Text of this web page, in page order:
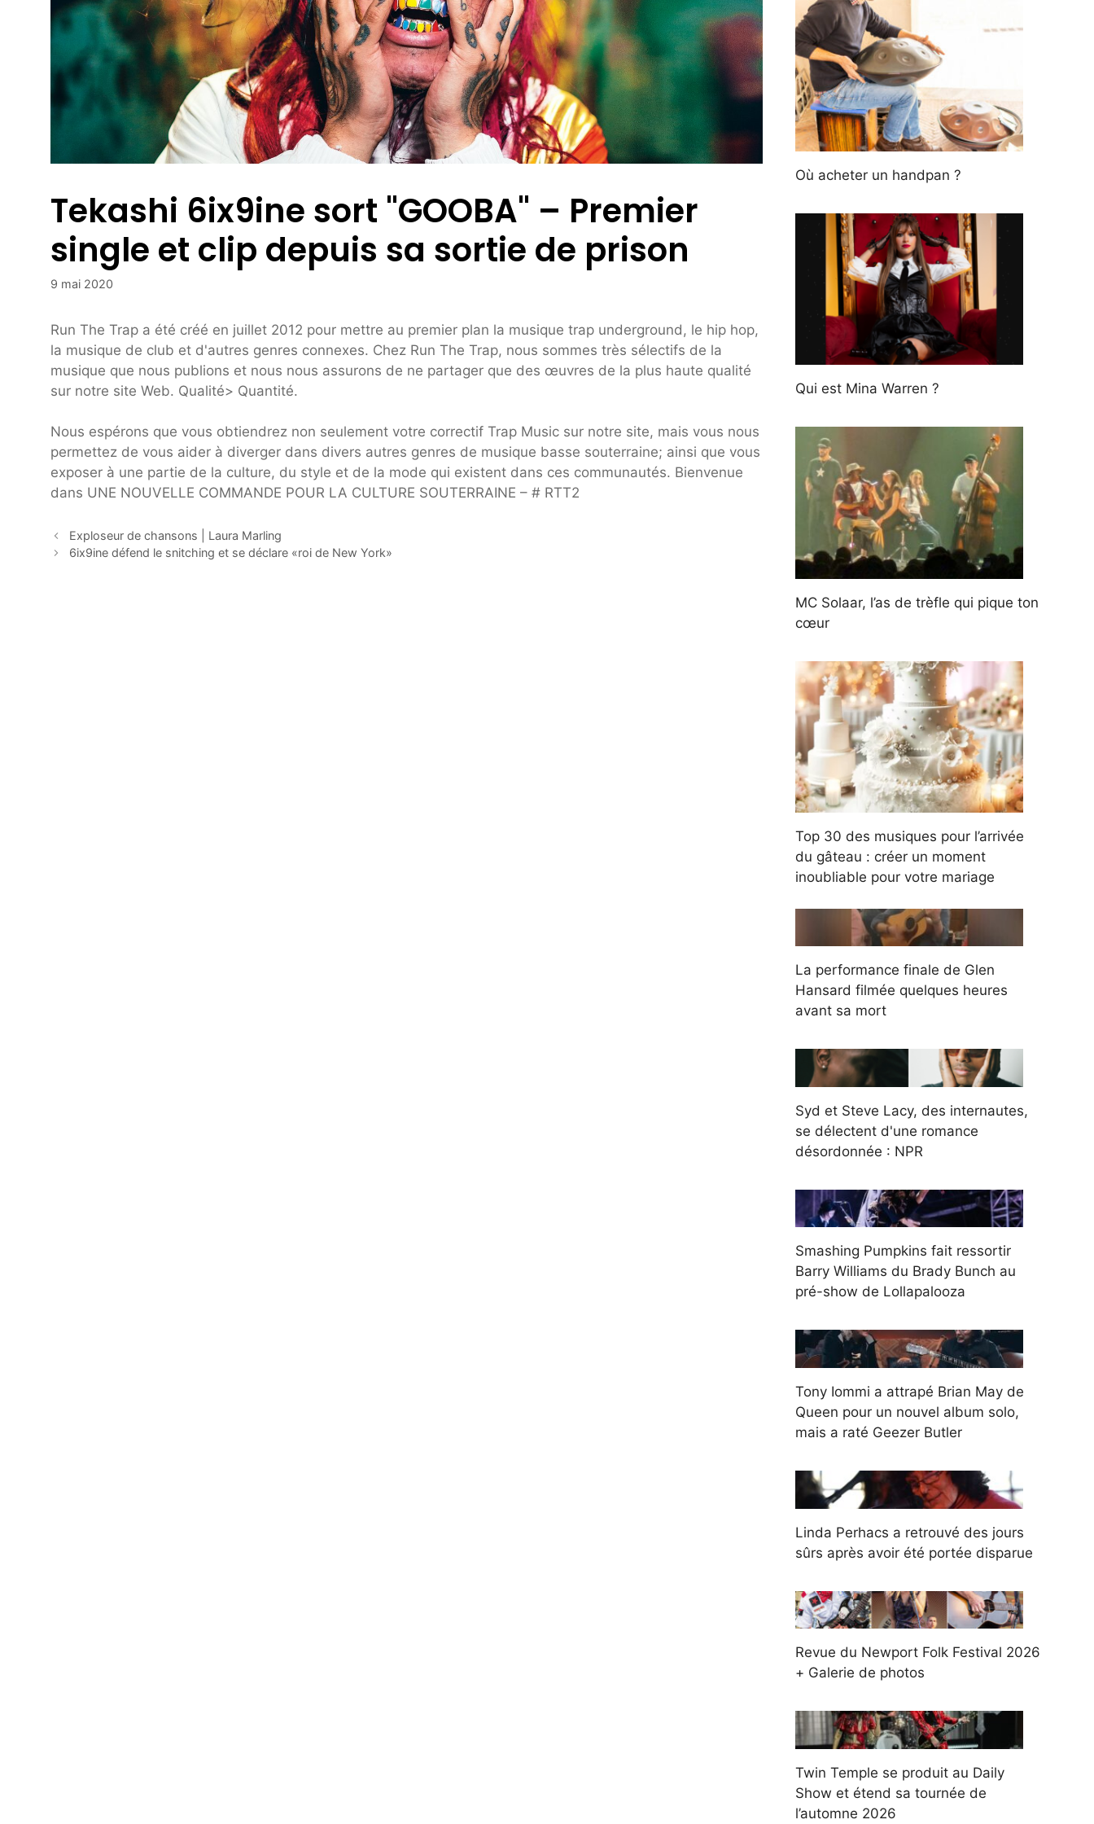
Tekashi 6ix9ine sort "GOOBA" – Premier
single et clip depuis sa sortie de prison
9 mai 2020
Run The Trap a été créé en juillet 2012 pour mettre au premier plan la musique trap underground, le hip hop,
la musique de club et d'autres genres connexes. Chez Run The Trap, nous sommes très sélectifs de la
musique que nous publions et nous nous assurons de ne partager que des œuvres de la plus haute qualité
sur notre site Web. Qualité> Quantité.
Nous espérons que vous obtiendrez non seulement votre correctif Trap Music sur notre site, mais vous nous
permettez de vous aider à diverger dans divers autres genres de musique basse souterraine; ainsi que vous
exposer à une partie de la culture, du style et de la mode qui existent dans ces communautés. Bienvenue
dans UNE NOUVELLE COMMANDE POUR LA CULTURE SOUTERRAINE – # RTT2
Exploseur de chansons | Laura Marling
6ix9ine défend le snitching et se déclare «roi de New York»
Où acheter un handpan ?
Qui est Mina Warren ?
MC Solaar, l’as de trèfle qui pique ton
cœur
Top 30 des musiques pour l’arrivée
du gâteau : créer un moment
inoubliable pour votre mariage
La performance finale de Glen
Hansard filmée quelques heures
avant sa mort
Syd et Steve Lacy, des internautes,
se délectent d'une romance
désordonnée : NPR
Smashing Pumpkins fait ressortir
Barry Williams du Brady Bunch au
pré-show de Lollapalooza
Tony Iommi a attrapé Brian May de
Queen pour un nouvel album solo,
mais a raté Geezer Butler
Linda Perhacs a retrouvé des jours
sûrs après avoir été portée disparue
Revue du Newport Folk Festival 2026
+ Galerie de photos
Twin Temple se produit au Daily
Show et étend sa tournée de
l’automne 2026